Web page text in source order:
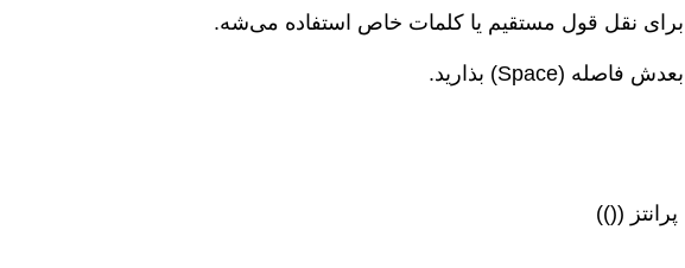
برای نقل قول مستقیم یا کلمات خاص استفاده می‌شه.
بعدش فاصله (Space) بذارید.
پرانتز (())